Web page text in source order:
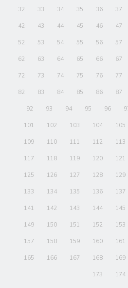
32 33 34 35 36 37
42 43 44 45 46 47
52 53 54 55 56 57
62 63 64 65 66 67
72 73 74 75 76 77
82 83 84 85 86 87
92 93 94 95 96
101 102 103 104 105
109 110 111 112 113
117 118 119 120 121
125 126 127 128 129
133 134 135 136 137
141 142 143 144 145
149 150 151 152 153
157 158 159 160 161
165 166 167 168 169
173 174